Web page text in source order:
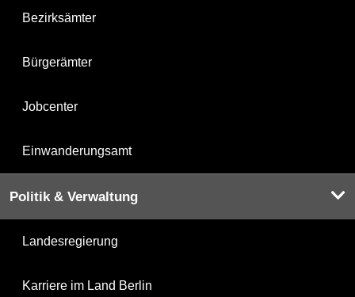
Bezirksämter
Bürgerämter
Jobcenter
Einwanderungsamt
Politik & Verwaltung
Landesregierung
Karriere im Land Berlin